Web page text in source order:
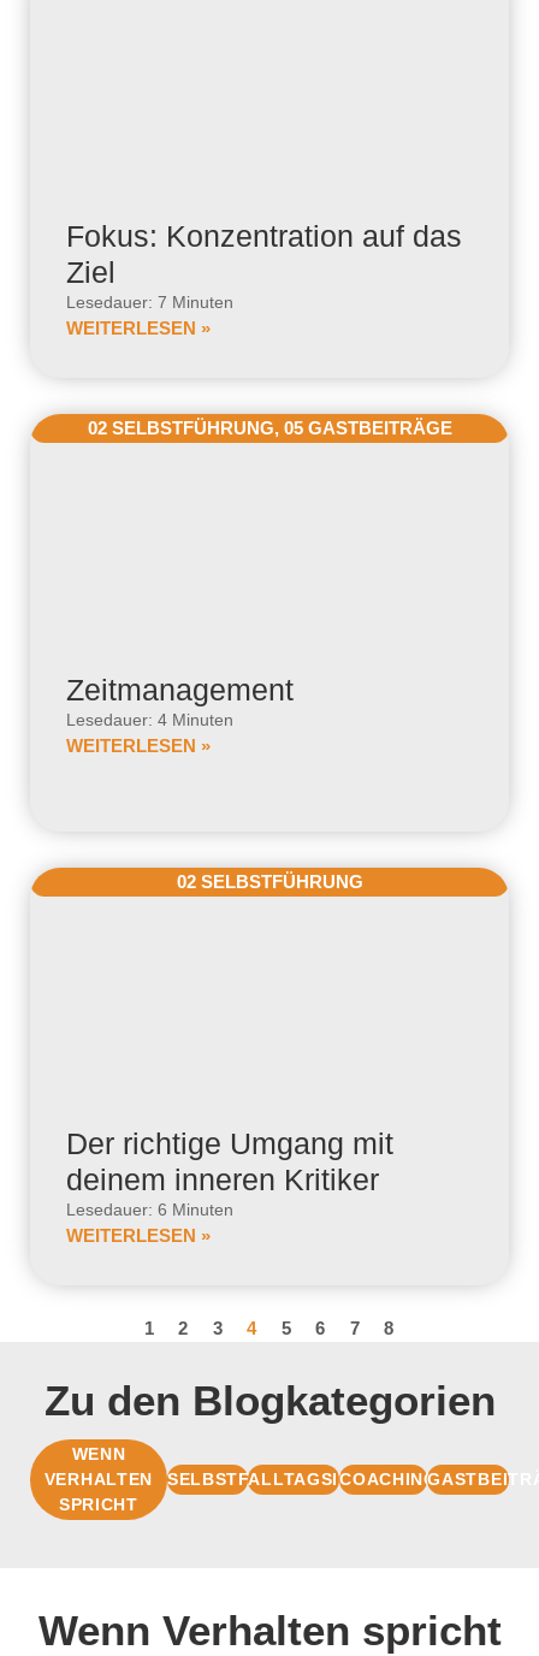
Fokus: Konzentration auf das
Ziel
Lesedauer: 7 Minuten
WEITERLESEN »
02 SELBSTFÜHRUNG, 05 GASTBEITRÄGE
Zeitmanagement
Lesedauer: 4 Minuten
WEITERLESEN »
02 SELBSTFÜHRUNG
Der richtige Umgang mit
deinem inneren Kritiker
Lesedauer: 6 Minuten
WEITERLESEN »
1 2 3 4 5 6 7 8
Zu den Blogkategorien
WENN
VERHALTEN
SPRICHT
SELBSTFÜHRUNGALLTAGSIMPULSECOACHINGBASIS
Wenn Verhalten spricht